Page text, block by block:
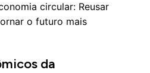
circular: Reusar
o futuro mais
da